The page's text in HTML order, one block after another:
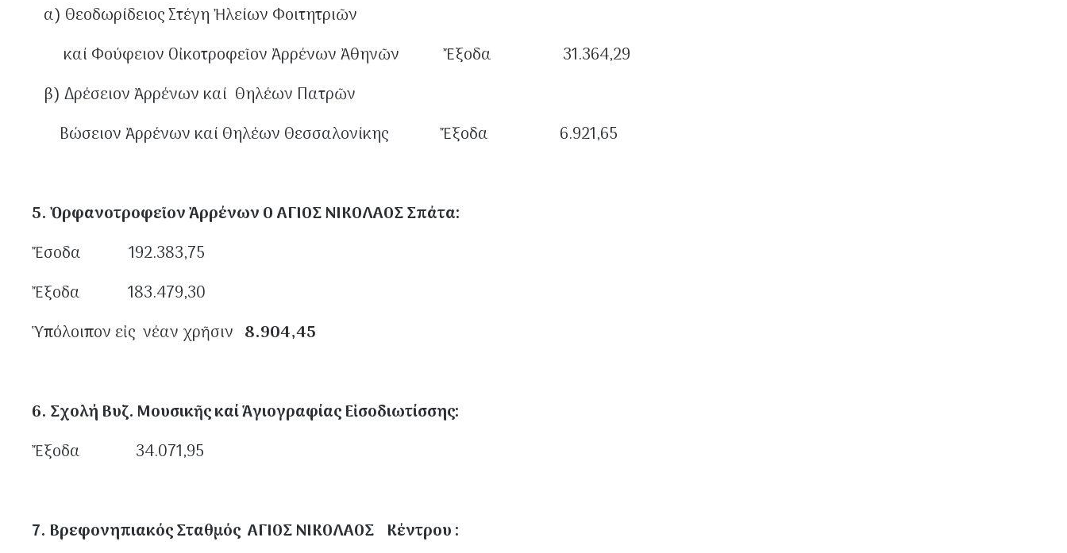
α) Θεοδωρίδειος Στέγη Ἠλείων Φοιτητριῶν
καί Φούφειον Οἰκοτροφεῖον Ἀρρένων Ἀθηνῶν Ἔξοδα 31.364,29
β) Δρέσειον Ἀρρένων καί Θηλέων Πατρῶν
Βώσειον Ἀρρένων καί Θηλέων Θεσσαλονίκης Ἔξοδα 6.921,65
5. Ὀρφανοτροφεῖον Ἀρρένων Ο ΑΓΙΟΣ ΝΙΚΟΛΑΟΣ Σπάτα:
Ἔσοδα 192.383,75
Ἔξοδα 183.479,30
Ὑπόλοιπον εἰς νέαν χρῆσιν 8.904,45
6. Σχολή Βυζ. Μουσικῆς καί Ἁγιογραφίας Εἰσοδιωτίσσης:
Ἔξοδα 34.071,95
7. Βρεφονηπιακός Σταθμός ΑΓΙΟΣ ΝΙΚΟΛΑΟΣ Κέντρου :